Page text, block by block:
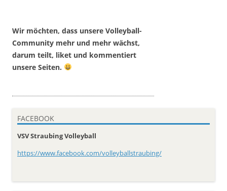
Wir möchten, dass unsere Volleyball-
Community mehr und mehr wächst,
darum teilt, liket und kommentiert
unsere Seiten.
FACEBOOK
VSV Straubing Volleyball
https://www.facebook.com/volleyballstraubing/